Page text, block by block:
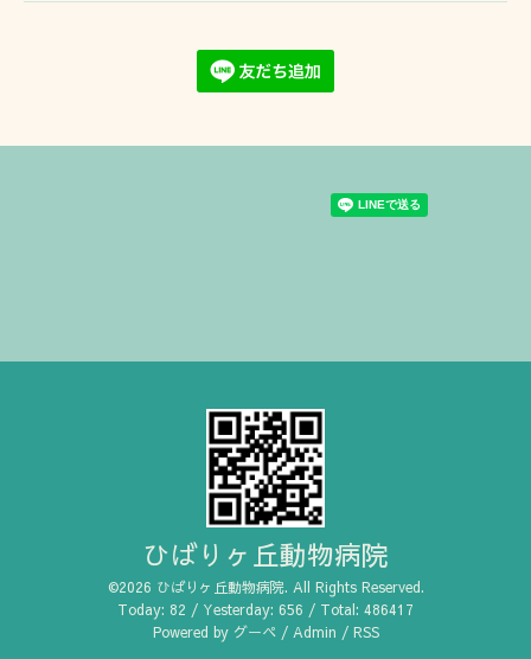
ひばりヶ丘動物病院
©2026 ひばりヶ丘動物病院. All Rights Reserved.
Today: 82 / Yesterday: 656 / Total: 486417
Powered by グーペ/ Admin / RSS